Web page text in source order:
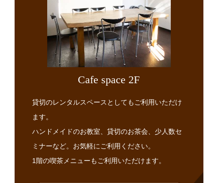
Cafe space 2F
貸切のレンタルスペースとしてもご利用いただけ
ます。
ハンドメイドのお教室、貸切のお茶会、少人数セ
ミナーなど。お気軽にご利用ください。
1階の喫茶メニューもご利用いただけます。